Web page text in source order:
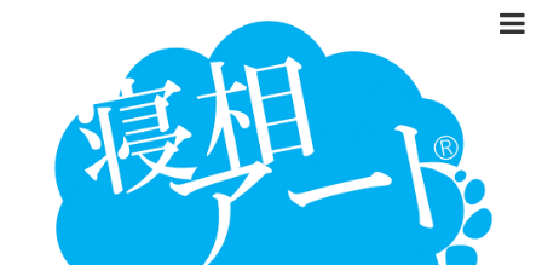
Language
開催情報
動画